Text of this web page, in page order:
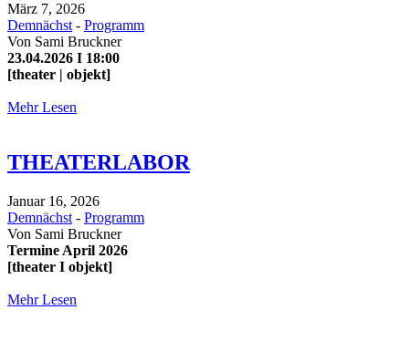
März 7, 2026
Demnächst - Programm
Von Sami Bruckner
23.04.2026 I 18:00
[theater | objekt]
Mehr Lesen
THEATERLABOR
Januar 16, 2026
Demnächst - Programm
Von Sami Bruckner
Termine April 2026
[theater I objekt]
Mehr Lesen